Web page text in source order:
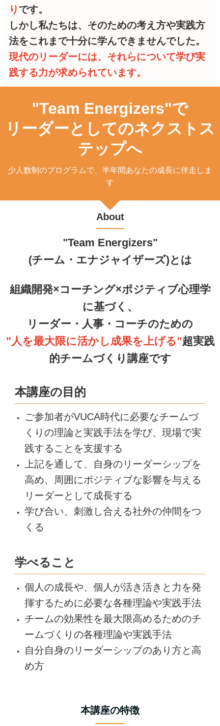
り です。
しかし私たちは、そのための考え方や実践方
法をこれまで十分に学んできませんでした。
現代のリーダーには、それらについて学び実
践する力が求められています。
"Team Energizers"で
リーダーとしてのネクストス
テップへ
少人数制のプログラムで、半年間あなたの成長に伴走しま
す
About
"Team Energizers"
(チーム・エナジャイザーズ)とは
組織開発×コーチング×ポジティブ心理学
に基づく、
リーダー・人事・コーチのための
”人を最大限に活かし成果を上げる”超実践
的チームづくり講座です
本講座の目的
ご参加者がVUCA時代に必要なチームづ
くりの理論と実践手法を学び、現場で実
践することを支援する
上記を通して、自身のリーダーシップを
高め、周囲にポジティブな影響を与える
リーダーとして成長する
学び合い、刺激し合える社外の仲間をつ
くる
学べること
個人の成長や、個人が活き活きと力を発
揮するために必要な各種理論や実践手法
チームの効果性を最大限高めるためのチ
ームづくりの各種理論や実践手法
自分自身のリーダーシップのあり方と高
め方
本講座の特徴